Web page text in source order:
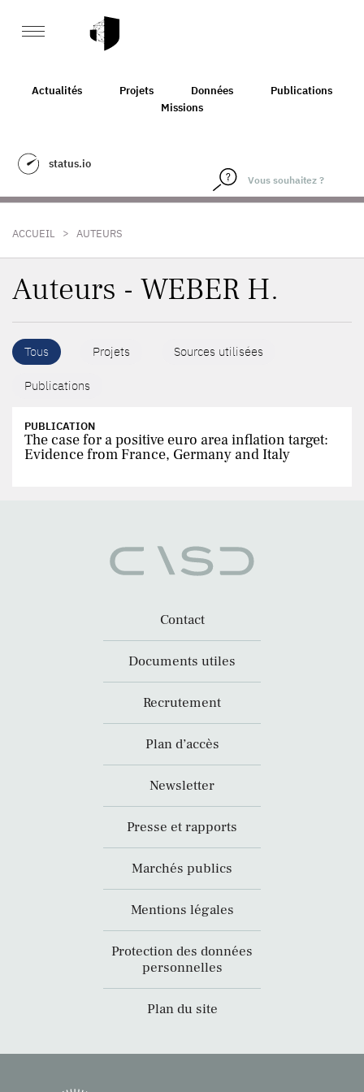
Actualités Projets Données
Publications
Missions
status.io
ACCUEIL > AUTEURS
Auteurs - WEBER H.
Tous Projets Sources utilisées
Publications
PUBLICATION
The case for a positive euro area inflation target:
Evidence from France, Germany and Italy
Contact
Documents utiles
Recrutement
Plan d’accès
Newsletter
Presse et rapports
Marchés publics
Mentions légales
Protection des données
personnelles
Plan du site